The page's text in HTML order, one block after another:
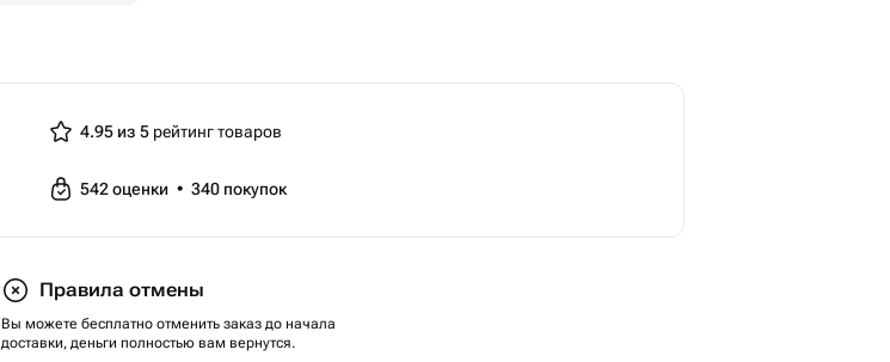
4.95 из 5рейтинг товаров
542оценки • 340 покупок
Правила отмены
Вы можете бесплатно отменить заказ до начала
доставки, деньги полностью вам вернутся.